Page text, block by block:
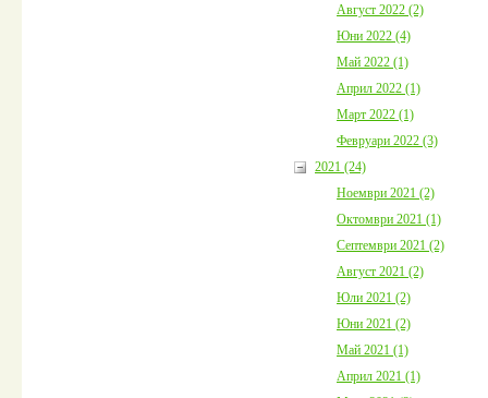
Август 2022 (2)
Юни 2022 (4)
Май 2022 (1)
Април 2022 (1)
Март 2022 (1)
Февруари 2022 (3)
2021 (24)
Ноември 2021 (2)
Октомври 2021 (1)
Септември 2021 (2)
Август 2021 (2)
Юли 2021 (2)
Юни 2021 (2)
Май 2021 (1)
Април 2021 (1)